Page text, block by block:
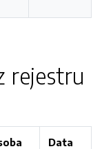
rejestru
Data